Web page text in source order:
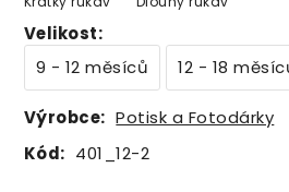
Velikost:
9 - 12 měsíců
12 - 18
Výrobce: Potisk a Fotodárky
Kód: 401_12-2